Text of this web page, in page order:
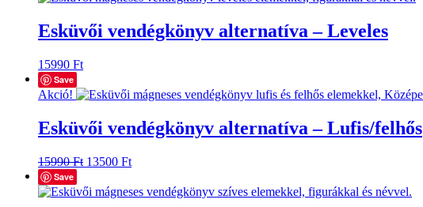
Esküvői vendégkönyv alternatíva – Leveles
15990 Ft
Save
Akció!
Esküvői vendégkönyv alternatíva – Lufis/felhős
15990Ft Original
was:
13500 FtCurrent
is:
Save